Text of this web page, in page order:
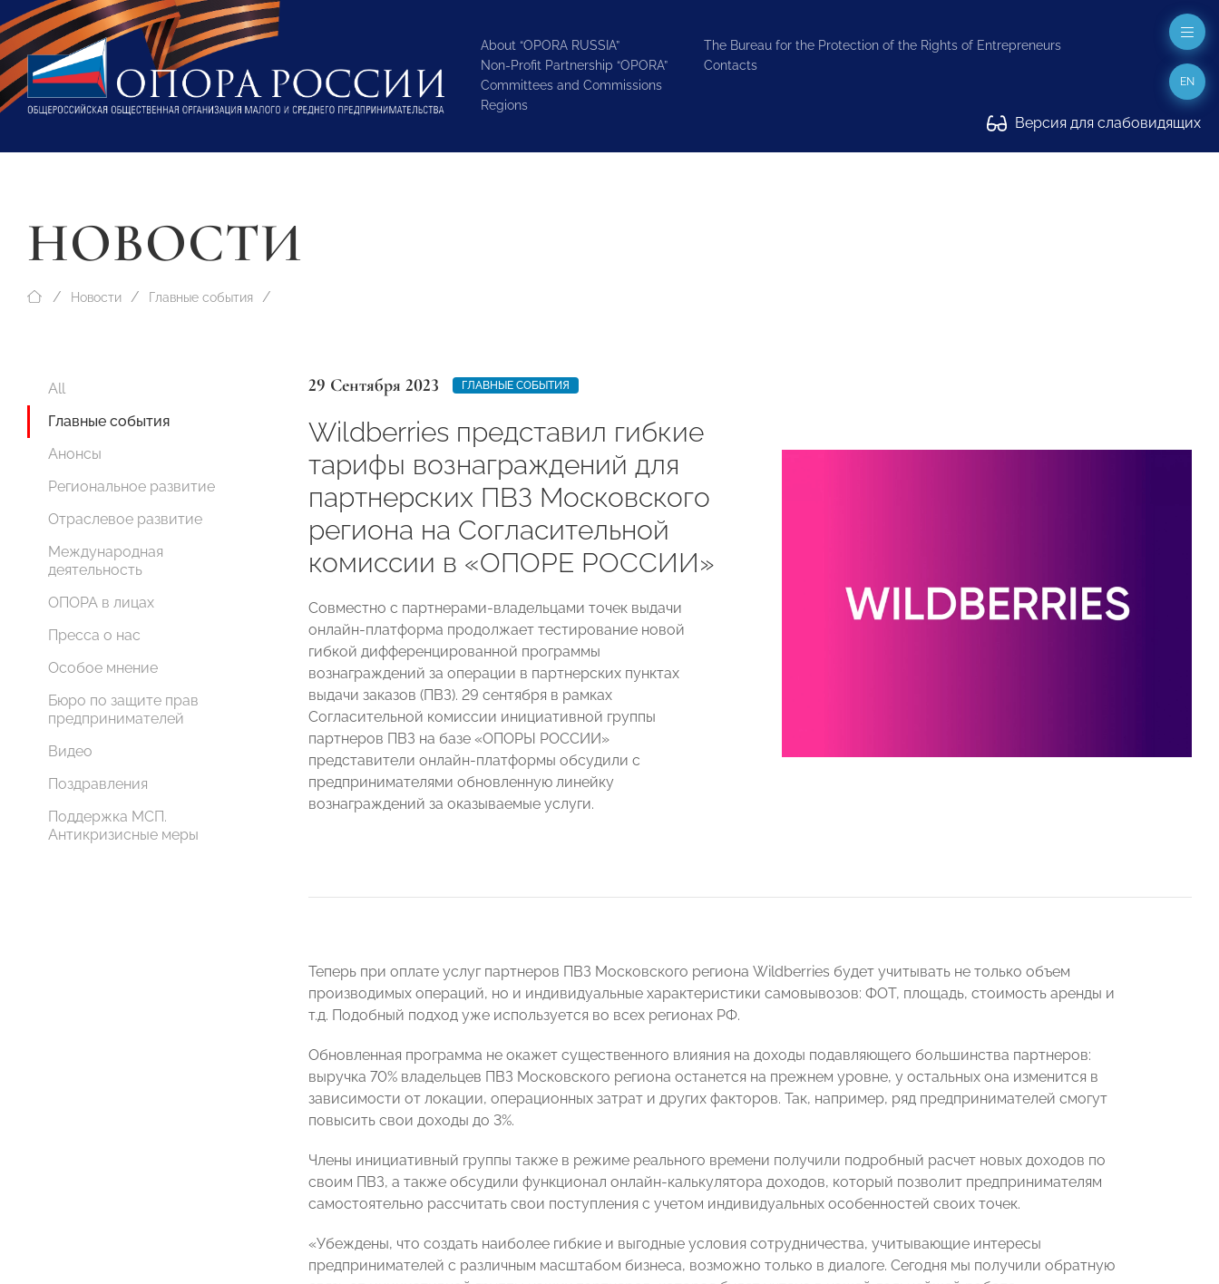
About “OPORA RUSSIA”
Non-Profit Partnership “OPORA”
Committees and Commissions
Regions
The Bureau for the Protection of the Rights of Entrepreneurs
Contacts
Версия для слабовидящих
EN
НОВОСТИ
Новости Главные события
All
Главные события
Анонсы
Региональное развитие
Отраслевое развитие
Международная
деятельность
ОПОРА в лицах
Пресса о нас
Особое мнение
Бюро по защите прав
предпринимателей
Видео
Поздравления
Поддержка МСП.
Антикризисные меры
29 Сентября 2023 ГЛАВНЫЕ СОБЫТИЯ
Wildberries представил гибкие
тарифы вознаграждений для
партнерских ПВЗ Московского
региона на Согласительной
комиссии в «ОПОРЕ РОССИИ»
Совместно с партнерами-владельцами точек выдачи
онлайн-платформа продолжает тестирование новой
гибкой дифференцированной программы
вознаграждений за операции в партнерских пунктах
выдачи заказов (ПВЗ). 29 сентября в рамках
Согласительной комиссии инициативной группы
партнеров ПВЗ на базе «ОПОРЫ РОССИИ»
представители онлайн-платформы обсудили с
предпринимателями обновленную линейку
вознаграждений за оказываемые услуги.
Теперь при оплате услуг партнеров ПВЗ Московского региона Wildberries будет учитывать не только объем
производимых операций, но и индивидуальные характеристики самовывозов: ФОТ, площадь, стоимость аренды и
т.д. Подобный подход уже используется во всех регионах РФ.
Обновленная программа не окажет существенного влияния на доходы подавляющего большинства партнеров:
выручка 70% владельцев ПВЗ Московского региона останется на прежнем уровне, у остальных она изменится в
зависимости от локации, операционных затрат и других факторов. Так, например, ряд предпринимателей смогут
повысить свои доходы до 3%.
Члены инициативный группы также в режиме реального времени получили подробный расчет новых доходов по
своим ПВЗ, а также обсудили функционал онлайн-калькулятора доходов, который позволит предпринимателям
самостоятельно рассчитать свои поступления с учетом индивидуальных особенностей своих точек.
«Убеждены, что создать наиболее гибкие и выгодные условия сотрудничества, учитывающие интересы
предпринимателей с различным масштабом бизнеса, возможно только в диалоге. Сегодня мы получили обратную